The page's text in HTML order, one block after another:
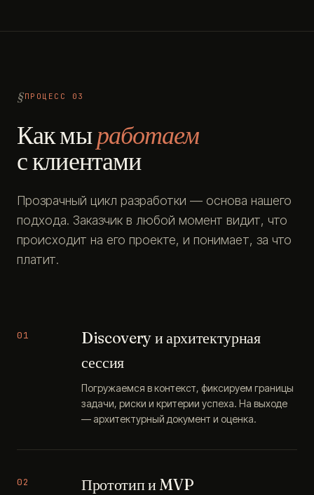
ПРОЦЕСС 03
Как мыработаем
с клиентами
Прозрачный цикл разработки — основа нашего
подхода. Заказчик в любой момент видит, что
происходит на его проекте, и понимает, за что
платит.
01
Discovery и архитектурная
сессия
Погружаемся в контекст, фиксируем границы
задачи, риски и критерии успеха. На выходе
— архитектурный документ и оценка.
02 Прототип и MVP